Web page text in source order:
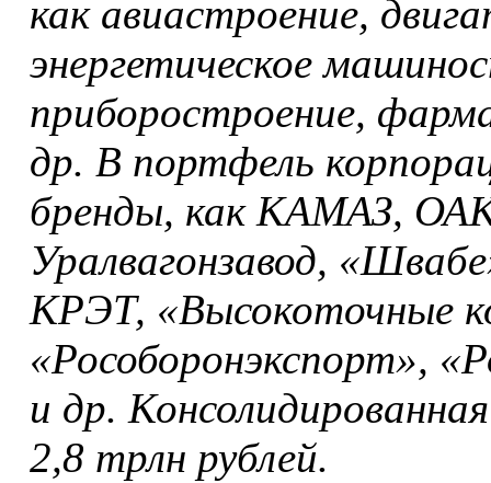
как авиастроение,
энергетическое
приборостроение,
др. В портфель
бренды, как КАМАЗ,
Уралвагонзавод,
КРЭТ, «Высокоточные
«Рособоронэкспорт»,
и др.
2,8 трлн рублей.